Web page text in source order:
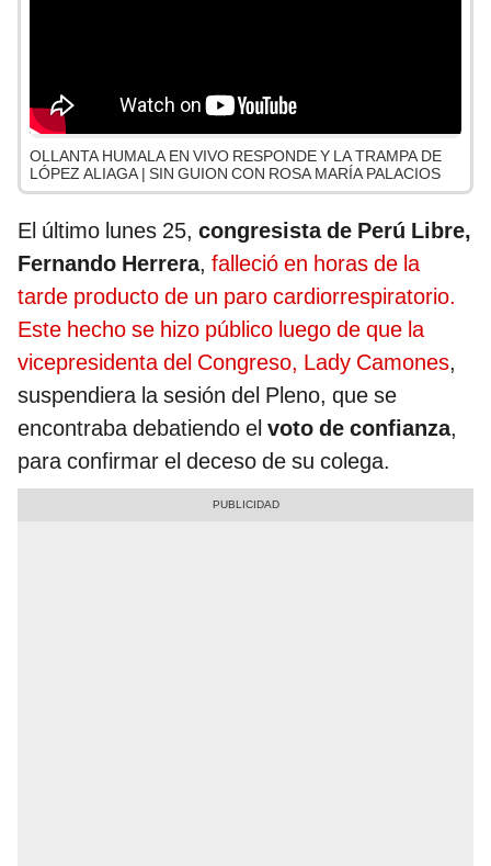
OLLANTA HUMALA EN VIVO RESPONDE Y LA TRAMPA DE
LÓPEZ ALIAGA | SIN GUION CON ROSA MARÍA PALACIOS
El último lunes 25, congresista de Perú Libre,
Fernando Herrera, falleció en horas de la
tarde producto de un paro cardiorrespiratorio.
Este hecho se hizo público luego de que la
vicepresidenta del Congreso, Lady Camones,
suspendiera la sesión del Pleno, que se
encontraba debatiendo el voto de confianza,
para confirmar el deceso de su colega.